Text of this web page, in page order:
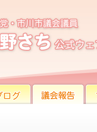
会にて一般質問をさせ